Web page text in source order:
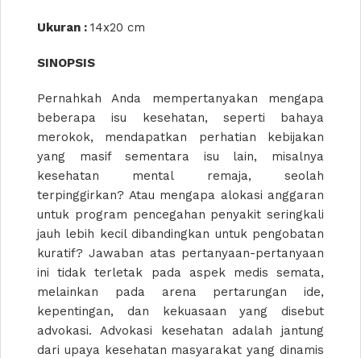
Ukuran : 14x20 cm
SINOPSIS
Pernahkah Anda mempertanyakan mengapa
beberapa isu kesehatan, seperti bahaya
merokok, mendapatkan perhatian kebijakan
yang masif sementara isu lain, misalnya
kesehatan mental remaja, seolah
terpinggirkan? Atau mengapa alokasi anggaran
untuk program pencegahan penyakit seringkali
jauh lebih kecil dibandingkan untuk pengobatan
kuratif? Jawaban atas pertanyaan-pertanyaan
ini tidak terletak pada aspek medis semata,
melainkan pada arena pertarungan ide,
kepentingan, dan kekuasaan yang disebut
advokasi. Advokasi kesehatan adalah jantung
dari upaya kesehatan masyarakat yang dinamis